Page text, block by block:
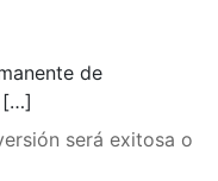
de
[…]
será exitosa o